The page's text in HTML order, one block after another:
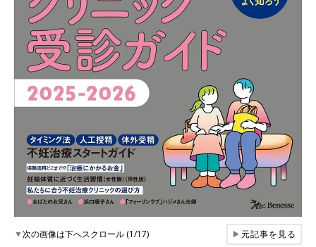
▼次の画像は下へスクロール (1/17) ▶元記事を見る